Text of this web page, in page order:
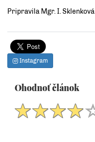
Pripravila Mgr. I. Sklenková
Instagram
Ohodnoť článok